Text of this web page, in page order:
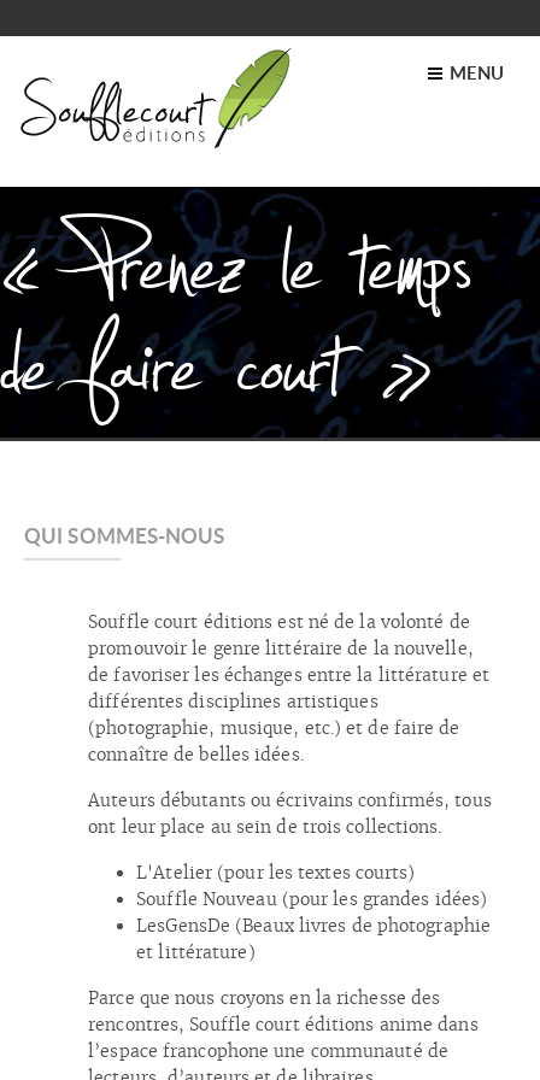
MENU
« Prenez le temps
de faire court »
QUI SOMMES-NOUS
Souffle court éditions est né de la volonté de
promouvoir le genre littéraire de la nouvelle,
de favoriser les échanges entre la littérature et
différentes disciplines artistiques
(photographie, musique, etc.) et de faire de
connaître de belles idées.
Auteurs débutants ou écrivains confirmés, tous
ont leur place au sein de trois collections.
L'Atelier (pour les textes courts)
Souffle Nouveau (pour les grandes idées)
LesGensDe (Beaux livres de photographie
et littérature)
Parce que nous croyons en la richesse des
rencontres, Souffle court éditions anime dans
l’espace francophone une communauté de